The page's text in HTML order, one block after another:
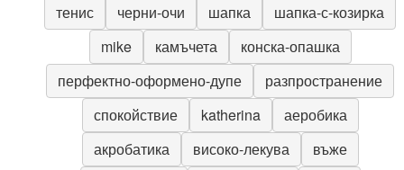
тенис
черни-очи шапка
шапка-с-козирка
mike
камъчета
конска-опашка
перфектно-оформено-дупе
разпространение
спокойствие
katherina
аеробика
акробатика
високо-лекува
въже